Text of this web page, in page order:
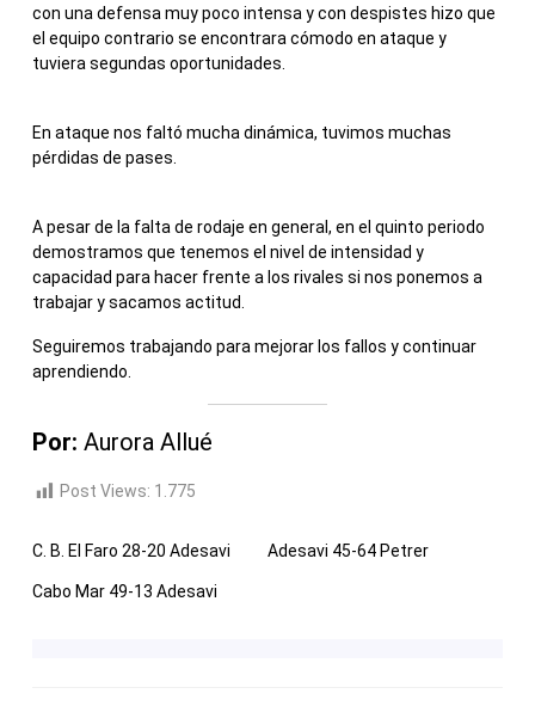
con una defensa muy poco intensa y con despistes hizo que
el equipo contrario se encontrara cómodo en ataque y
tuviera segundas oportunidades.
En ataque nos faltó mucha dinámica, tuvimos muchas
pérdidas de pases.
A pesar de la falta de rodaje en general, en el quinto periodo
demostramos que tenemos el nivel de intensidad y
capacidad para hacer frente a los rivales si nos ponemos a
trabajar y sacamos actitud.
Seguiremos trabajando para mejorar los fallos y continuar
aprendiendo.
Por: Aurora Allué
Post Views: 1.775
C. B. El Faro 28-20 Adesavi Adesavi 45-64 Petrer
Cabo Mar 49-13 Adesavi